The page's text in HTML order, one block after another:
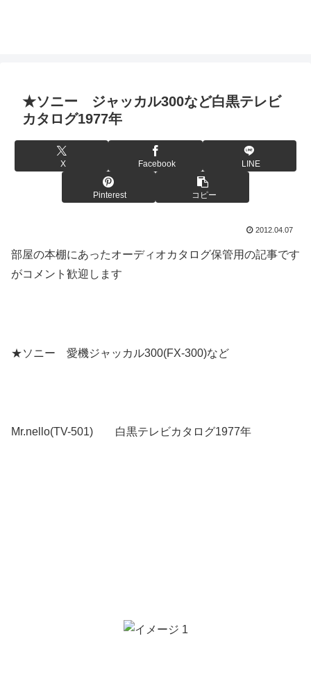
★ソニー ジャッカル300など白黒テレビ
カタログ1977年
X Facebook LINE
Pinterest コピー
2012.04.07
部屋の本棚にあったオーディオカタログ保管用の記事です
がコメント歓迎します
★ソニー 愛機ジャッカル300(FX-300)など
Mr.nello(TV-501) 白黒テレビカタログ1977年